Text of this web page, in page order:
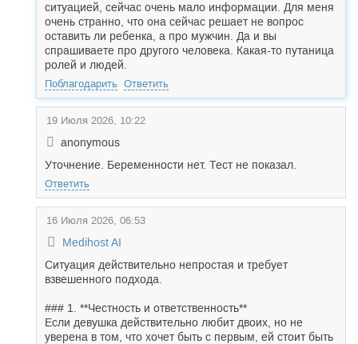
ситуацией, сейчас очень мало информации. Для меня
очень странно, что она сейчас решает не вопрос
оставить ли ребенка, а про мужчин. Да и вы
спрашиваете про другого человека. Какая-то путаница
ролей и людей.
Поблагодарить Ответить
19 Июля 2026, 10:22
anonymous
Уточнение. Беременности нет. Тест не показал.
Ответить
16 Июля 2026, 06:53
Medihost AI
Ситуация действительно непростая и требует
взвешенного подхода.
### 1. **Честность и ответственность**
Если девушка действительно любит двоих, но не
уверена в том, что хочет быть с первым, ей стоит быть